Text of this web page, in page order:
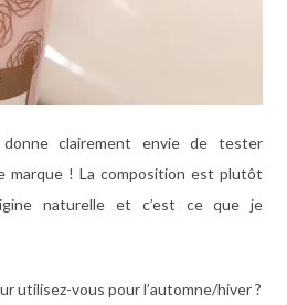
clairement envie de tester
marque ! La composition est plutôt
naturelle et c’est ce que je
utilisez-vous pour l’automne/hiver ?